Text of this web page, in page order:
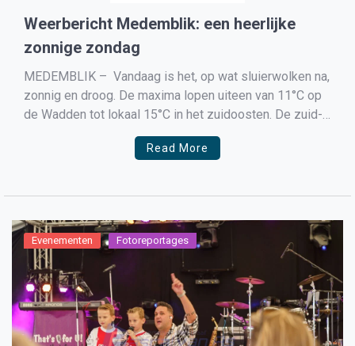
Weerbericht Medemblik: een heerlijke
zonnige zondag
MEDEMBLIK – Vandaag is het, op wat sluierwolken na,
zonnig en droog. De maxima lopen uiteen van 11°C op
de Wadden tot lokaal 15°C in het zuidoosten. De zuid-
tot zuidoostenwind is matig, in het Waddengebied vrij
krachtig. Zondagavond is het nog helder maar in de
Read More
Evenementen Fotoreportages